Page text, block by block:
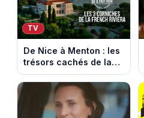
TV
De Nice à Menton : les
trésors cachés de la
French Riviera dévoilés
dans les 100 lieux qu'il
faut voir